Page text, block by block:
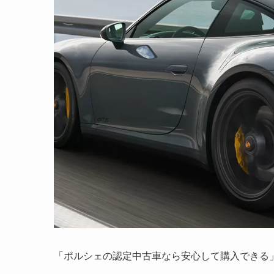
「ポルシェの認定中古車なら安心して購入できる